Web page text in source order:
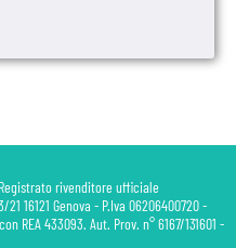
rivenditore ufficiale
16121 Genova - P.Iva 06206400720 -
REA 433093. Aut. Prov. n° 6167/131601 -